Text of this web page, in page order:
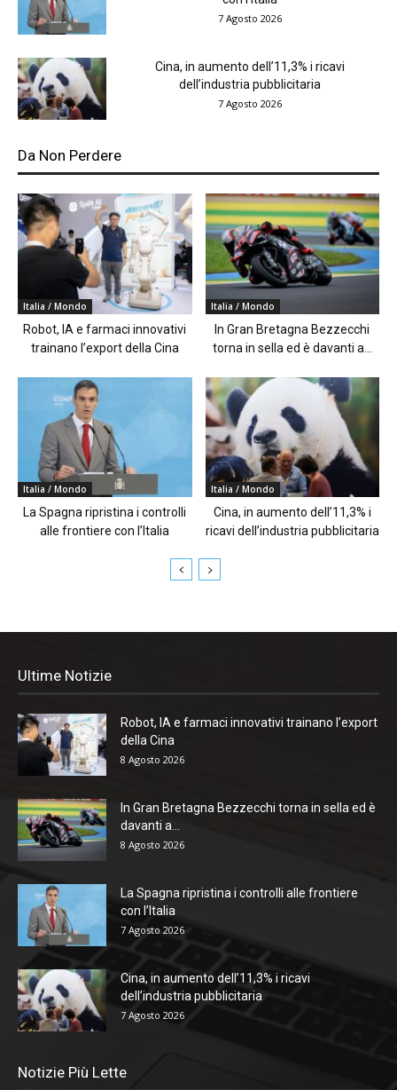
7 Agosto 2026
Cina, in aumento dell’11,3% i ricavi
dell’industria pubblicitaria
7 Agosto 2026
Da Non Perdere
Italia / Mondo
Robot, IA e farmaci innovativi
trainano l’export della Cina
Italia / Mondo
In Gran Bretagna Bezzecchi
torna in sella ed è davanti a...
Italia / Mondo
La Spagna ripristina i controlli
alle frontiere con l’Italia
Italia / Mondo
Cina, in aumento dell’11,3% i
ricavi dell’industria pubblicitaria
Ultime Notizie
Robot, IA e farmaci innovativi trainano l’export
della Cina
8 Agosto 2026
In Gran Bretagna Bezzecchi torna in sella ed è
davanti a...
8 Agosto 2026
La Spagna ripristina i controlli alle frontiere
con l’Italia
7 Agosto 2026
Cina, in aumento dell’11,3% i ricavi
dell’industria pubblicitaria
7 Agosto 2026
Notizie Più Lette